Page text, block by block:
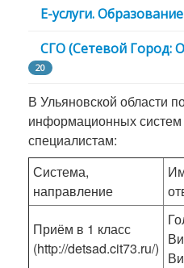
Е-услуги. Образование
СГО (Сетевой Город:
20
В Ульяновской области
информационных систем
специалистам:
Система,
направление
Приём в 1 класс
(http://detsad.cit73.ru/)